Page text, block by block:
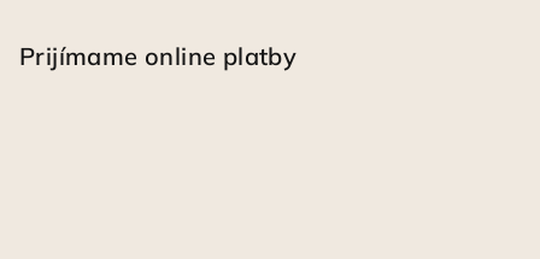
Prijímame online platby